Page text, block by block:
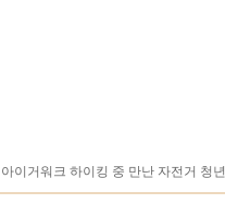
아이거워크 하이킹 중 만난 자전거 청년